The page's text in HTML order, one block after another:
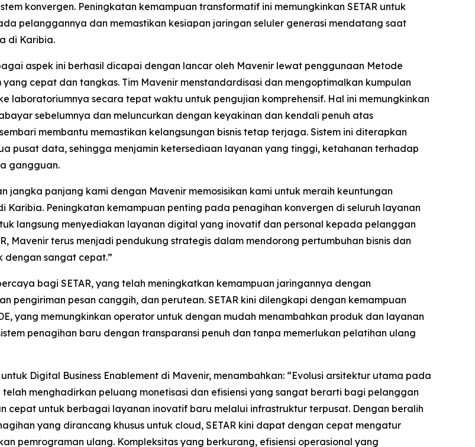
konvergen. Peningkatan kemampuan transformatif ini memungkinkan SETAR untuk
pelanggannya dan memastikan kesiapan jaringan seluler generasi mendatang saat
di Karibia.
aspek ini berhasil dicapai dengan lancar oleh Mavenir lewat penggunaan Metode
cepat dan tangkas. Tim Mavenir menstandardisasi dan mengoptimalkan kumpulan
laboratoriumnya secara tepat waktu untuk pengujian komprehensif. Hal ini memungkinkan
sebelumnya dan meluncurkan dengan keyakinan dan kendali penuh atas
membantu memastikan kelangsungan bisnis tetap terjaga. Sistem ini diterapkan
pusat data, sehingga menjamin ketersediaan layanan yang tinggi, ketahanan terhadap
gangguan.
jangka panjang kami dengan Mavenir memosisikan kami untuk meraih keuntungan
Peningkatan kemampuan penting pada penagihan konvergen di seluruh layanan
langsung menyediakan layanan digital yang inovatif dan personal kepada pelanggan
Mavenir terus menjadi pendukung strategis dalam mendorong pertumbuhan bisnis dan
sangat cepat.”
bagi SETAR, yang telah meningkatkan kemampuan jaringannya dengan
pengiriman pesan canggih, dan perutean. SETAR kini dilengkapi dengan kemampuan
yang memungkinkan operator untuk dengan mudah menambahkan produk dan layanan
penagihan baru dengan transparansi penuh dan tanpa memerlukan pelatihan ulang
Digital Business Enablement di Mavenir, menambahkan: “Evolusi arsitektur utama pada
menghadirkan peluang monetisasi dan efisiensi yang sangat berarti bagi pelanggan
cepat untuk berbagai layanan inovatif baru melalui infrastruktur terpusat. Dengan beralih
yang dirancang khusus untuk cloud, SETAR kini dapat dengan cepat mengatur
pemrograman ulang. Kompleksitas yang berkurang, efisiensi operasional yang